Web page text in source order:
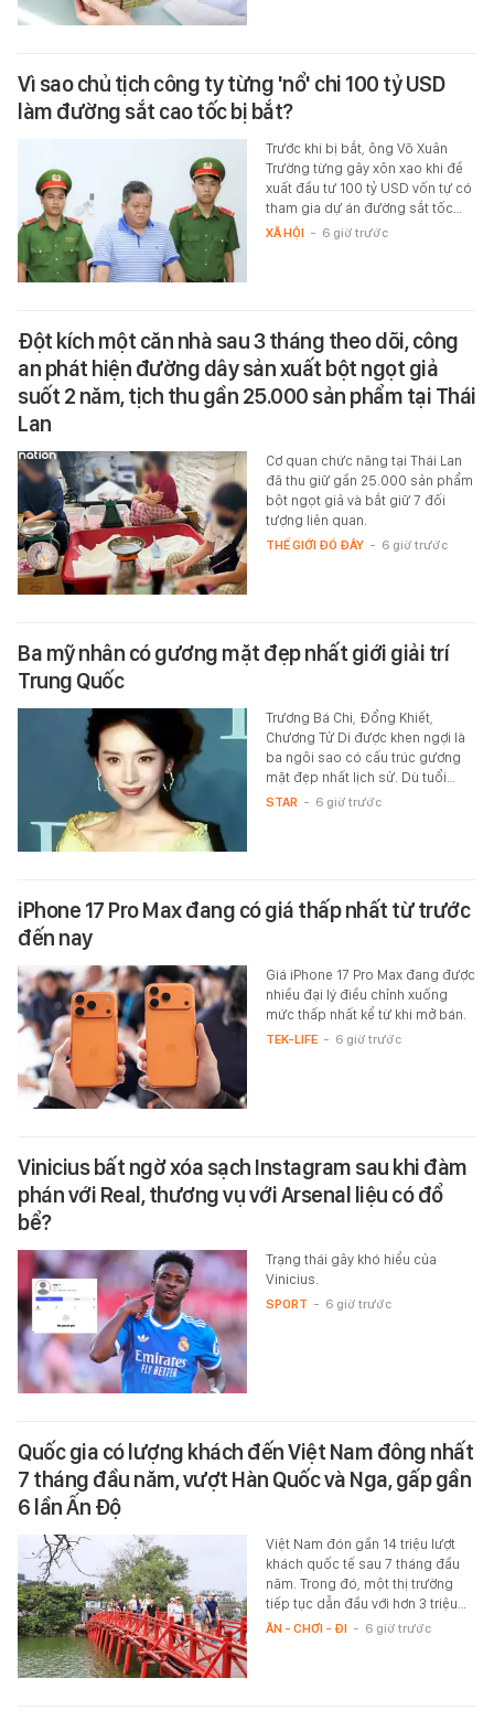
Vì sao chủ tịch công ty từng 'nổ' chi 100 tỷ USD
làm đường sắt cao tốc bị bắt?
Trước khi bị bắt, ông Võ Xuân
Trường từng gây xôn xao khi đề
xuất đầu tư 100 tỷ USD vốn tự có
tham gia dự án đường sắt tốc…
XÃ HỘI - 6 giờ trước
Đột kích một căn nhà sau 3 tháng theo dõi, công
an phát hiện đường dây sản xuất bột ngọt giả
suốt 2 năm, tịch thu gần 25.000 sản phẩm tại Thái
Lan
Cơ quan chức năng tại Thái Lan
đã thu giữ gần 25.000 sản phẩm
bột ngọt giả và bắt giữ 7 đối
tượng liên quan.
THẾ GIỚI ĐÓ ĐÂY - 6 giờ trước
Ba mỹ nhân có gương mặt đẹp nhất giới giải trí
Trung Quốc
Trương Bá Chi, Đổng Khiết,
Chương Tử Di được khen ngợi là
ba ngôi sao có cấu trúc gương
mặt đẹp nhất lịch sử. Dù tuổi…
STAR - 6 giờ trước
iPhone 17 Pro Max đang có giá thấp nhất từ trước
đến nay
Giá iPhone 17 Pro Max đang được
nhiều đại lý điều chỉnh xuống
mức thấp nhất kể từ khi mở bán.
TEK-LIFE - 6 giờ trước
Vinicius bất ngờ xóa sạch Instagram sau khi đàm
phán với Real, thương vụ với Arsenal liệu có đổ
bể?
Trạng thái gây khó hiểu của
Vinicius.
SPORT - 6 giờ trước
Quốc gia có lượng khách đến Việt Nam đông nhất
7 tháng đầu năm, vượt Hàn Quốc và Nga, gấp gần
6 lần Ấn Độ
Việt Nam đón gần 14 triệu lượt
khách quốc tế sau 7 tháng đầu
năm. Trong đó, một thị trường
tiếp tục dẫn đầu với hơn 3 triệu…
ĂN - CHƠI - ĐI - 6 giờ trước